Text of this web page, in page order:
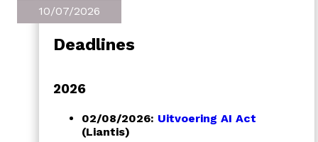
10/07/2026
Deadlines
2026
02/08/2026: Uitvoering AI Act
(Liantis)